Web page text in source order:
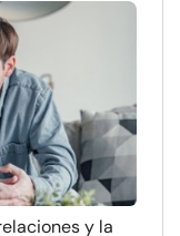
y la